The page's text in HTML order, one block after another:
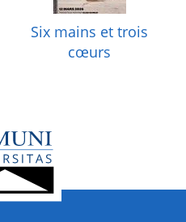
Six mains et trois
cœurs